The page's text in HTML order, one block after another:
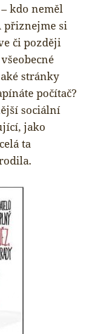
kdo neměl
přiznejme si
či později
stránky
počítač?
sociální
jako
ta